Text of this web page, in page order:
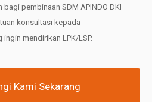
pembinaan SDM APINDO DKI
konsultasi kepada
mendirikan LPK/LSP.
Kami Sekarang